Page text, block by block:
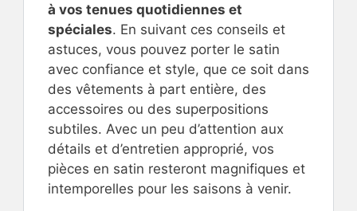
à vos tenues quotidiennes et
spéciales. En suivant ces conseils et
astuces, vous pouvez porter le satin
avec confiance et style, que ce soit dans
des vêtements à part entière, des
accessoires ou des superpositions
subtiles. Avec un peu d’attention aux
détails et d’entretien approprié, vos
pièces en satin resteront magnifiques et
intemporelles pour les saisons à venir.